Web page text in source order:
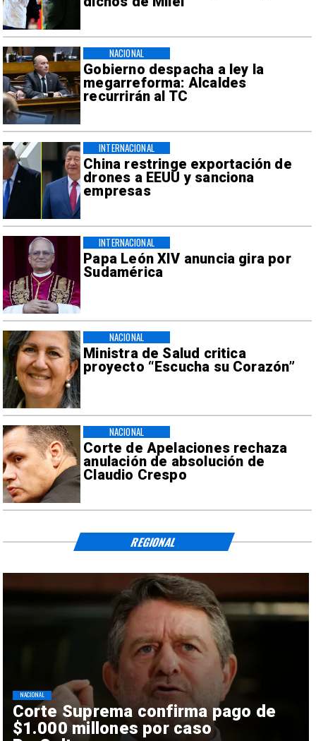
Gobierno despacha a ley la
megarreforma: Alcaldes
recurrirán al TC
NACIONAL
China restringe exportación de
drones a EEUU y sanciona
empresas
INTERNACIONAL
Papa León XIV anuncia gira por
Sudamérica
INTERNACIONAL
Ministra de Salud critica
proyecto “Escucha su Corazón”
NACIONAL
Corte de Apelaciones rechaza
anulación de absolución de
Claudio Crespo
NACIONAL
Corte Suprema confirma pago de
$1.000 millones por caso
NACIONAL
REGIONAL